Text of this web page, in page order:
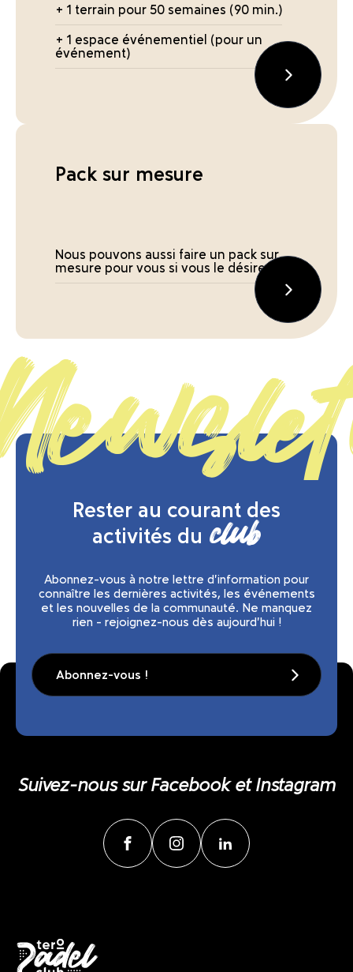
+ 1 terrain pour 50 semaines (90 min.)
+ 1 espace événementiel (pour un
événement)
Pack sur mesure
Nous pouvons aussi faire un pack sur
mesure pour vous si vous le désirez
Rester au courant des
activités du club
Abonnez-vous à notre lettre d'information pour
connaître les dernières activités, les événements
et les nouvelles de la communauté. Ne manquez
rien - rejoignez-nous dès aujourd'hui !
Abonnez-vous !
Suivez-nous sur Facebook et Instagram
facebookinstagramlinkedin